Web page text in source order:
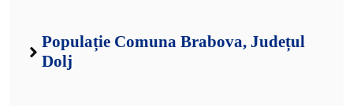
Populație Comuna Brabova, Județul
Dolj